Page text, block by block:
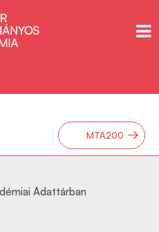
MTA200 →
Adattárban